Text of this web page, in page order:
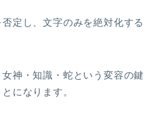
定し、文字のみを絶対化する
神・知識・蛇という変容の鍵
になります。